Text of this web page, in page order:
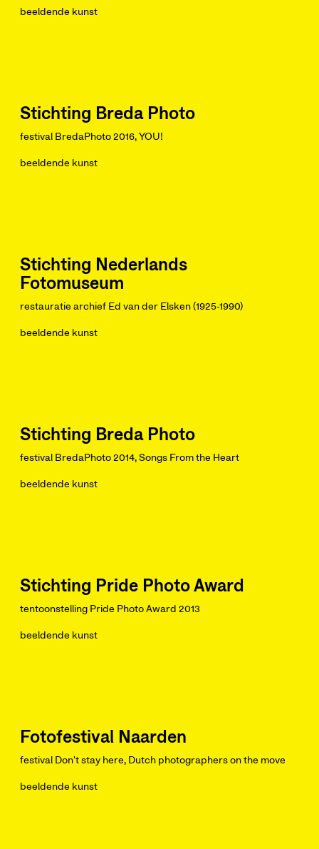
beeldende kunst
Stichting Breda Photo
festival BredaPhoto 2016, YOU!
beeldende kunst
Stichting Nederlands
Fotomuseum
restauratie archief Ed van der Elsken (1925-1990)
beeldende kunst
Stichting Breda Photo
festival BredaPhoto 2014, Songs From the Heart
beeldende kunst
Stichting Pride Photo Award
tentoonstelling Pride Photo Award 2013
beeldende kunst
Fotofestival Naarden
festival Don't stay here, Dutch photographers on the move
beeldende kunst